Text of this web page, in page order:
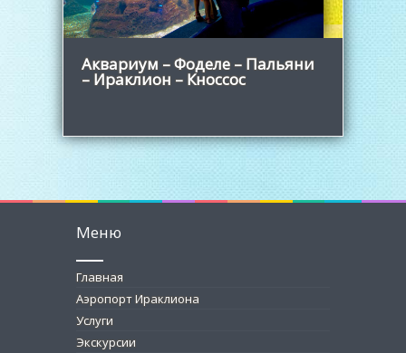
Аквариум – Фоделе – Пальяни
– Ираклион – Кноссос
Меню
Главная
Аэропорт Ираклиона
Услуги
Экскурсии